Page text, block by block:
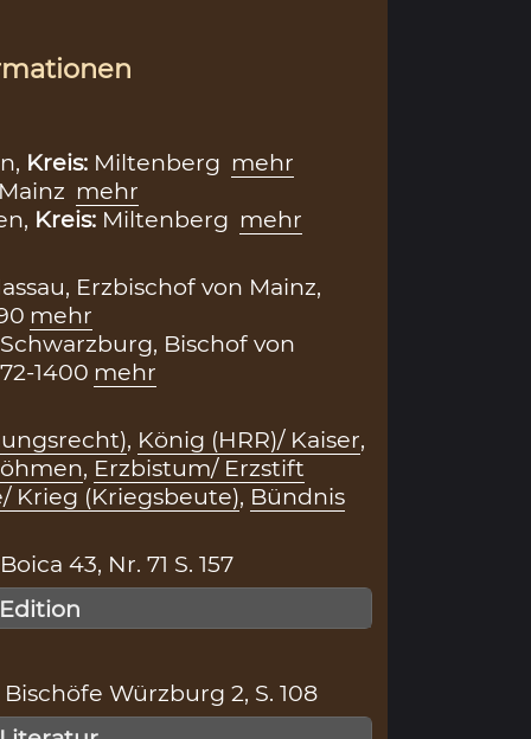
Kreis: Miltenberg mehr
Mainz mehr
Kreis: Miltenberg mehr
Erzbischof von Mainz,
mehr
Bischof von
1400 mehr
, König (HRR)/ Kaiser,
, Erzbistum/ Erzstift
Krieg (Kriegsbeute), Bündnis
43, Nr. 71 S. 157
Würzburg 2, S. 108